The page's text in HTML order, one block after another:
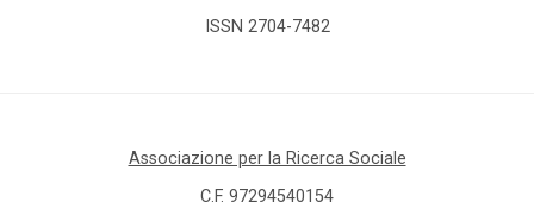
ISSN 2704-7482
Associazione per la Ricerca Sociale
C.F. 97294540154